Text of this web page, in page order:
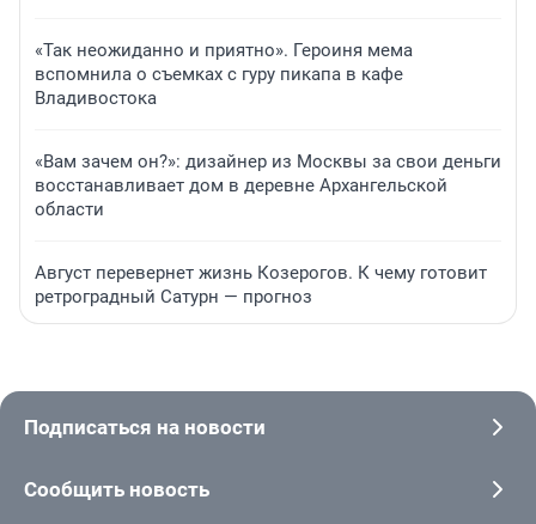
«Так неожиданно и приятно». Героиня мема
вспомнила о съемках с гуру пикапа в кафе
Владивостока
«Вам зачем он?»: дизайнер из Москвы за свои деньги
восстанавливает дом в деревне Архангельской
области
Август перевернет жизнь Козерогов. К чему готовит
ретроградный Сатурн — прогноз
Подписаться на новости
Сообщить новость